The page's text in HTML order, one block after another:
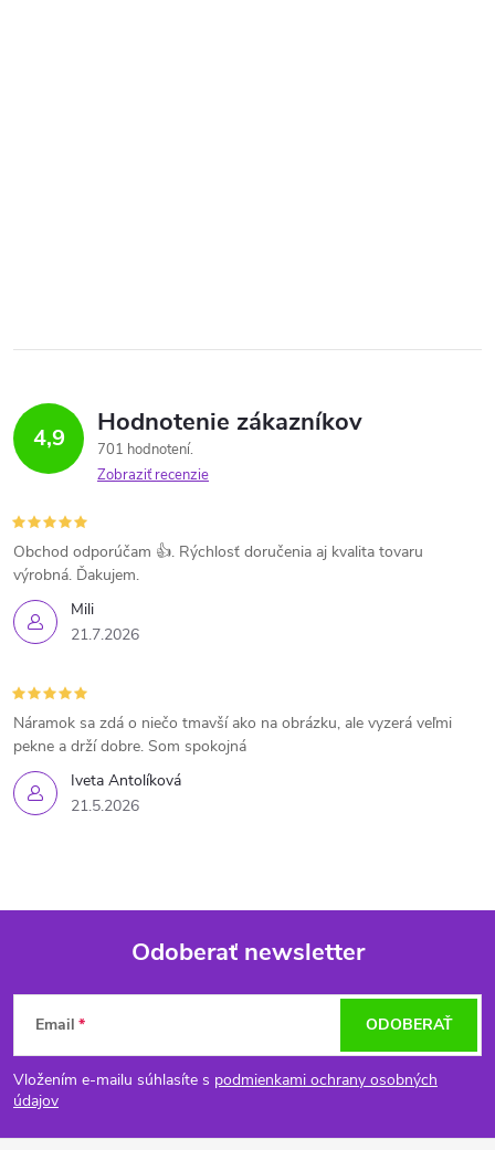
4,9 Hodnotenie zákazníkov
701 hodnotení
Zobraziť recenzie
Mili
21.7.2026
Obchod odporúčam 👍. Rýchlosť doručenia aj kvalita tovaru
výrobná. Ďakujem.
Iveta Antolíková
21.5.2026
Náramok sa zdá o niečo tmavší ako na obrázku, ale vyzerá veľmi
pekne a drží dobre. Som spokojná
Z
á
p
Odoberať newsletter
Email
Vložením e-mailu súhlasíte s podmienkami ochrany osobných
údajov
ODOBERAŤ